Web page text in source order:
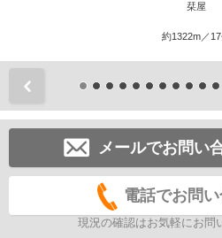
栞屋
約1322m／
メールでお問い
電話でお問
現況の確認はお気軽にお問